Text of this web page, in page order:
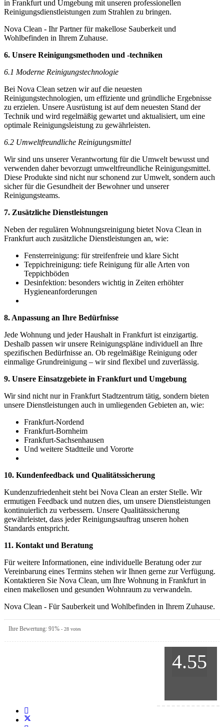
in Frankfurt und Umgebung mit unseren professionellen
Reinigungsdienstleistungen zum Strahlen zu bringen.
Nova Clean - Ihr Partner für makellose Sauberkeit und
Wohlbefinden in Ihrem Zuhause.
6. Unsere Reinigungsmethoden und -techniken
6.1 Moderne Reinigungstechnologie
Bei Nova Clean setzen wir auf die neuesten
Reinigungstechnologien, um effiziente und gründliche Ergebnisse
zu erzielen. Unsere Ausrüstung ist auf dem neuesten Stand der
Technik und wird regelmäßig gewartet und aktualisiert, um eine
optimale Reinigungsleistung zu gewährleisten.
6.2 Umweltfreundliche Reinigungsmittel
Wir sind uns unserer Verantwortung für die Umwelt bewusst und
verwenden daher bevorzugt umweltfreundliche Reinigungsmittel.
Diese Produkte sind nicht nur schonend zur Umwelt, sondern auch
sicher für die Gesundheit der Bewohner und unserer
Reinigungsteams.
7. Zusätzliche Dienstleistungen
Neben der regulären Wohnungsreinigung bietet Nova Clean in
Frankfurt auch zusätzliche Dienstleistungen an, wie:
Fensterreinigung: für streifenfreie und klare Sicht
Teppichreinigung: tiefe Reinigung für alle Arten von
Teppichböden
Desinfektion: besonders wichtig in Zeiten erhöhter
Hygieneanforderungen
8. Anpassung an Ihre Bedürfnisse
Jede Wohnung und jeder Haushalt in Frankfurt ist einzigartig.
Deshalb passen wir unsere Reinigungspläne individuell an Ihre
spezifischen Bedürfnisse an. Ob regelmäßige Reinigung oder
einmalige Grundreinigung – wir sind flexibel und zuverlässig.
9. Unsere Einsatzgebiete in Frankfurt und Umgebung
Wir sind nicht nur in Frankfurt Stadtzentrum tätig, sondern bieten
unsere Dienstleistungen auch in umliegenden Gebieten an, wie:
Frankfurt-Nordend
Frankfurt-Bornheim
Frankfurt-Sachsenhausen
Und weitere Stadtteile und Vororte
10. Kundenfeedback und Qualitätssicherung
Kundenzufriedenheit steht bei Nova Clean an erster Stelle. Wir
ermutigen Feedback und nutzen dies, um unsere Dienstleistungen
kontinuierlich zu verbessern. Unsere Qualitätssicherung
gewährleistet, dass jeder Reinigungsauftrag unseren hohen
Standards entspricht.
11. Kontakt und Beratung
Für weitere Informationen, eine individuelle Beratung oder zur
Vereinbarung eines Termins stehen wir Ihnen gerne zur Verfügung.
Kontaktieren Sie Nova Clean, um Ihre Wohnung in Frankfurt in
einen makellosen und gesunden Wohnraum zu verwandeln.
Nova Clean - Für Sauberkeit und Wohlbefinden in Ihrem Zuhause.
Ihre Bewertung: 91% - 28 votes
4.55